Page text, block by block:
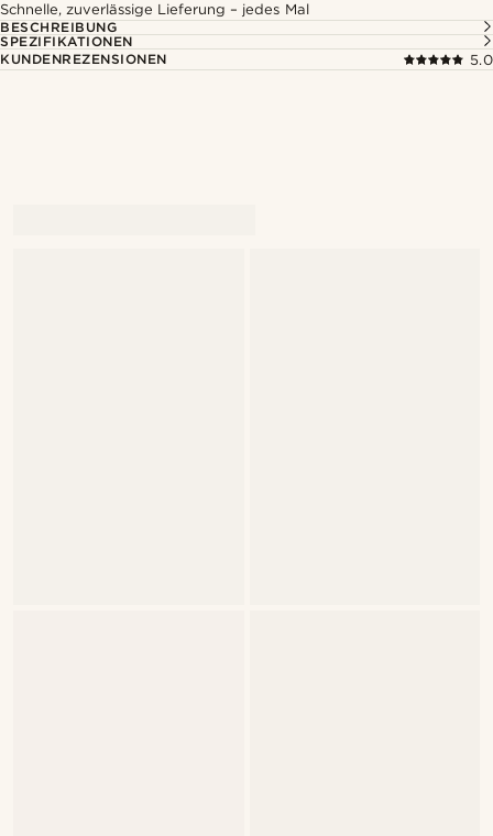
Schnelle, zuverlässige Lieferung – jedes Mal
BESCHREIBUNG
SPEZIFIKATIONEN
KUNDENREZENSIONEN
5.0